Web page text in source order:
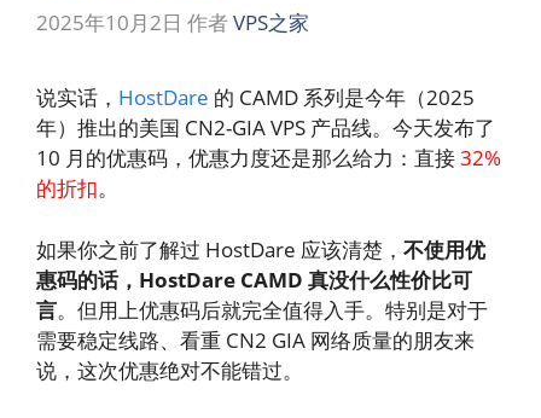
2025年10月2日 作者VPS之家
说实话， HostDare 的 CAMD 系列是今年（2025
年）推出的美国 CN2-GIA VPS 产品线。今天发布了
10 月的优惠码，优惠力度还是那么给力：直接32%
的折扣。
如果你之前了解过 HostDare 应该清楚， 不使用优
惠码的话，HostDare CAMD 真没什么性价比可
言。但用上优惠码后就完全值得入手。特别是对于
需要稳定线路、看重 CN2 GIA 网络质量的朋友来
说，这次优惠绝对不能错过。